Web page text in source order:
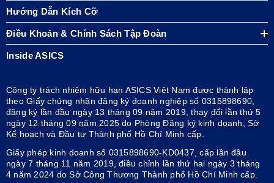
Hướng Dẫn Kích Cỡ
Điều Khoản & Chính Sách Tập Đoàn
Inside ASICS
Công ty trách nhiệm hữu hạn ASICS Việt Nam được thành lập
theo Giấy chứng nhận đăng ký doanh nghiệp số 0315898690,
đăng ký lần đầu ngày 13 tháng 09 năm 2019, thay đổi lần thứ 5
ngày 12 tháng 09 năm 2025 do Phòng Đăng ký kinh doanh, Sở
Kế hoạch và Đầu tư Thành phố Hồ Chí Minh cấp.
Giấy phép kinh doanh số 0315898690-KD0437, cấp lần đầu
ngày 7 tháng 11 năm 2019, điều chỉnh lần thứ hai ngày 3 tháng
4 năm 2024 do Sở Công Thương Thành phố Hồ Chí Minh cấp.